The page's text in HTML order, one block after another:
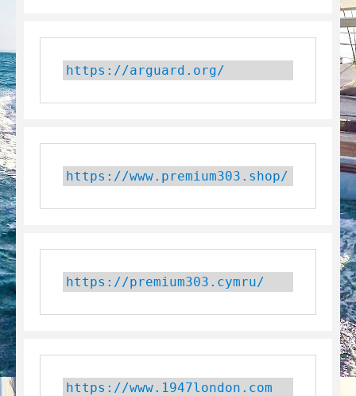
https://arguard.org/
https://www.premium303.shop/
https://premium303.cymru/
https://www.1947london.com